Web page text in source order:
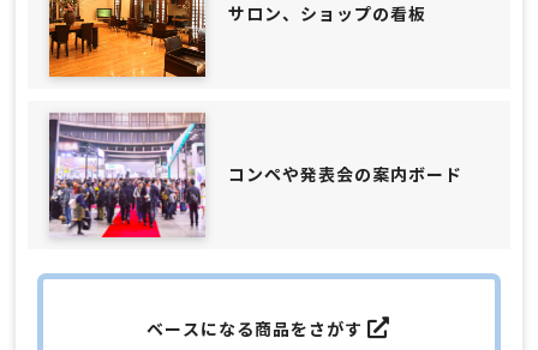
サロン、ショップの看板
コンペや発表会の案内ボード
ベースになる商品をさがす